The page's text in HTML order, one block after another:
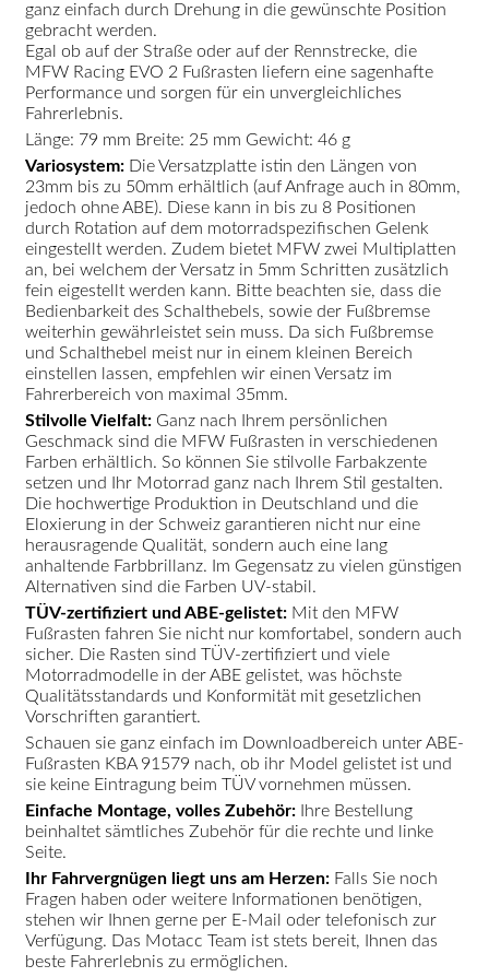
ganz einfach durch Drehung in die gewünschte Position
gebracht werden.
Egal ob auf der Straße oder auf der Rennstrecke, die
MFW Racing EVO 2 Fußrasten liefern eine sagenhafte
Performance und sorgen für ein unvergleichliches
Fahrerlebnis.
Länge: 79 mm Breite: 25 mm Gewicht: 46 g
Variosystem: Die Versatzplatte istin den Längen von
23mm bis zu 50mm erhältlich (auf Anfrage auch in 80mm,
jedoch ohne ABE). Diese kann in bis zu 8 Positionen
durch Rotation auf dem motorradspezifischen Gelenk
eingestellt werden. Zudem bietet MFW zwei Multiplatten
an, bei welchem der Versatz in 5mm Schritten zusätzlich
fein eigestellt werden kann. Bitte beachten sie, dass die
Bedienbarkeit des Schalthebels, sowie der Fußbremse
weiterhin gewährleistet sein muss. Da sich Fußbremse
und Schalthebel meist nur in einem kleinen Bereich
einstellen lassen, empfehlen wir einen Versatz im
Fahrerbereich von maximal 35mm.
Stilvolle Vielfalt: Ganz nach Ihrem persönlichen
Geschmack sind die MFW Fußrasten in verschiedenen
Farben erhältlich. So können Sie stilvolle Farbakzente
setzen und Ihr Motorrad ganz nach Ihrem Stil gestalten.
Die hochwertige Produktion in Deutschland und die
Eloxierung in der Schweiz garantieren nicht nur eine
herausragende Qualität, sondern auch eine lang
anhaltende Farbbrillanz. Im Gegensatz zu vielen günstigen
Alternativen sind die Farben UV-stabil.
TÜV-zertifiziert und ABE-gelistet: Mit den MFW
Fußrasten fahren Sie nicht nur komfortabel, sondern auch
sicher. Die Rasten sind TÜV-zertifiziert und viele
Motorradmodelle in der ABE gelistet, was höchste
Qualitätsstandards und Konformität mit gesetzlichen
Vorschriften garantiert.
Schauen sie ganz einfach im Downloadbereich unter ABE-
Fußrasten KBA 91579 nach, ob ihr Model gelistet ist und
sie keine Eintragung beim TÜV vornehmen müssen.
Einfache Montage, volles Zubehör: Ihre Bestellung
beinhaltet sämtliches Zubehör für die rechte und linke
Seite.
Ihr Fahrvergnügen liegt uns am Herzen: Falls Sie noch
Fragen haben oder weitere Informationen benötigen,
stehen wir Ihnen gerne per E-Mail oder telefonisch zur
Verfügung. Das Motacc Team ist stets bereit, Ihnen das
beste Fahrerlebnis zu ermöglichen.